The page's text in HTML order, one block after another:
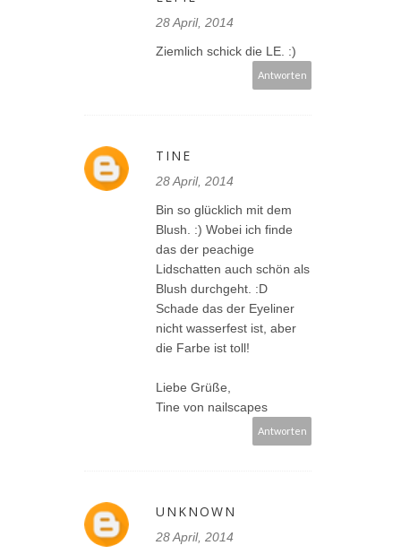
28 April, 2014
Ziemlich schick die LE. :)
Antworten
TINE
28 April, 2014
Bin so glücklich mit dem
Blush. :) Wobei ich finde
das der peachige
Lidschatten auch schön als
Blush durchgeht. :D
Schade das der Eyeliner
nicht wasserfest ist, aber
die Farbe ist toll!
Liebe Grüße,
Tine von nailscapes
Antworten
UNKNOWN
28 April, 2014